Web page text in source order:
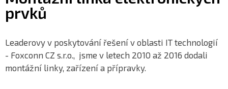
Jednoúčelové stroje
prvků
Leaderovy v poskytování řešení v oblasti IT technologií
- Foxconn CZ s.r.o., jsme v letech 2010 až 2016 dodali
montážní linky, zařízení a přípravky.